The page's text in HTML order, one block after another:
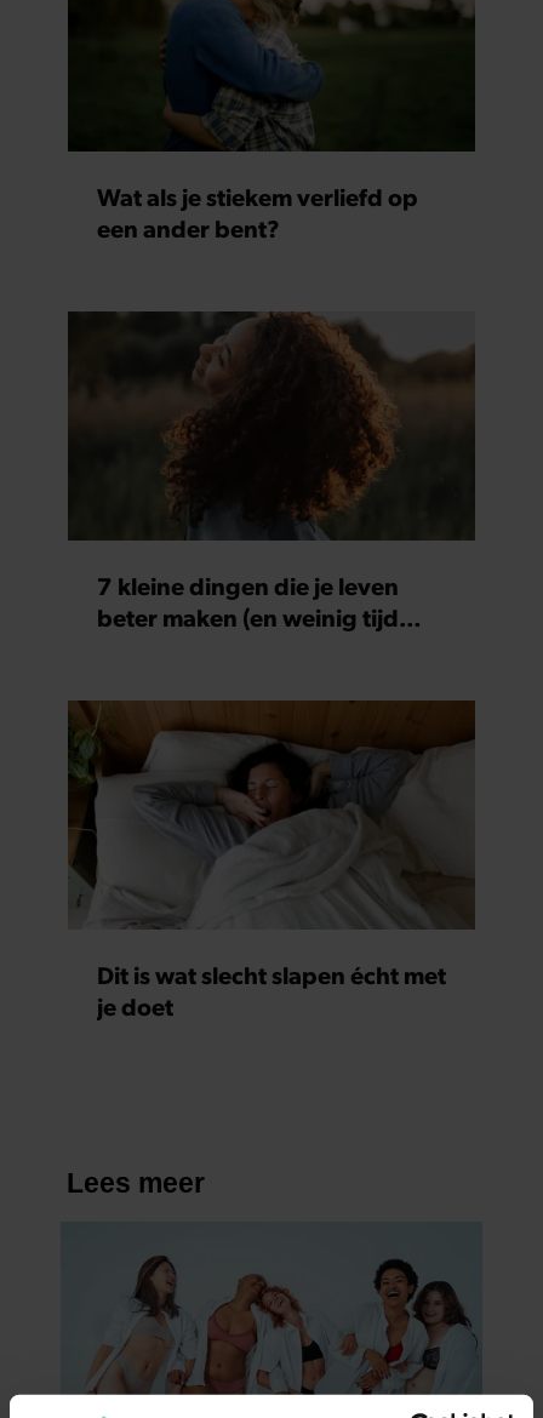
Wat als je stiekem verliefd op
een ander bent?
7 kleine dingen die je leven
beter maken (en weinig tijd
Dit is wat slecht slapen écht met
je doet